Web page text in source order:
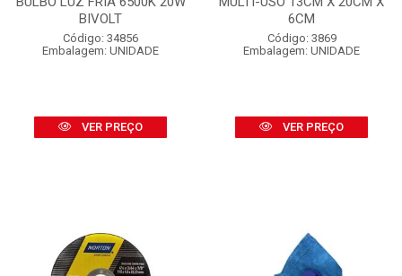
BIVOLT
Código: 34856
Embalagem: UNIDADE
VER PREÇO
6CM
Código: 3869
Embalagem: UNIDADE
VER PREÇO